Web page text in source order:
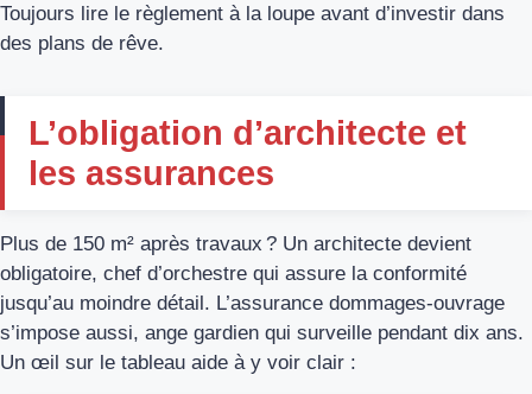
Toujours lire le règlement à la loupe avant d’investir dans
des plans de rêve.
L’obligation d’architecte et
les assurances
Plus de 150 m² après travaux ? Un architecte devient
obligatoire, chef d’orchestre qui assure la conformité
jusqu’au moindre détail. L’assurance dommages-ouvrage
s’impose aussi, ange gardien qui surveille pendant dix ans.
Un œil sur le tableau aide à y voir clair :